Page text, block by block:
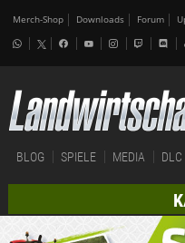
Merch-Shop Downloads Forum
BLOG SPIELE MEDIA DLC